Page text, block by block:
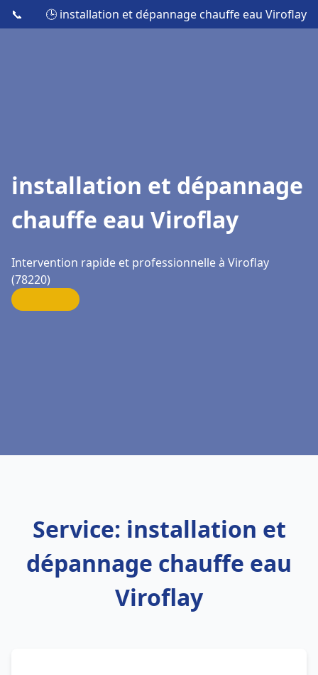
📞 🕒 installation et dépannage chauffe eau Viroflay
installation et dépannage
chauffe eau Viroflay
Intervention rapide et professionnelle à Viroflay
(78220)
Service: installation et
dépannage chauffe eau
Viroflay